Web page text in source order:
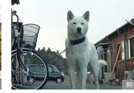
飼